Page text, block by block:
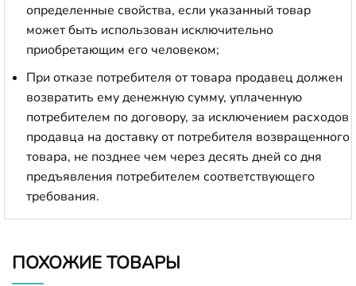
определенные свойства, если указанный товар
может быть использован исключительно
приобретающим его человеком;
При отказе потребителя от товара продавец должен
возвратить ему денежную сумму, уплаченную
потребителем по договору, за исключением расходов
продавца на доставку от потребителя возвращенного
товара, не позднее чем через десять дней со дня
предъявления потребителем соответствующего
требования.
ПОХОЖИЕ ТОВАРЫ